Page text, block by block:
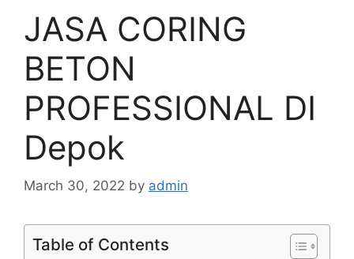
JASA CORING
BETON
PROFESSIONAL DI
Depok
March 30, 2022 by admin
Table of Contents